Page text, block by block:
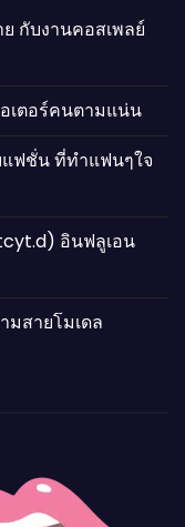
กับงานคอสเพลย์
เตอร์คนตามแน่น
แฟชั่น ที่ทำแฟนๆใจ
อินฟลูเอน
มสายโมเดล